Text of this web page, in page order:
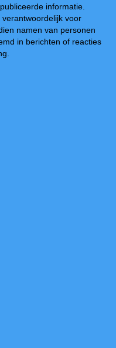
informatie.
voor
namen van personen
in berichten of reacties